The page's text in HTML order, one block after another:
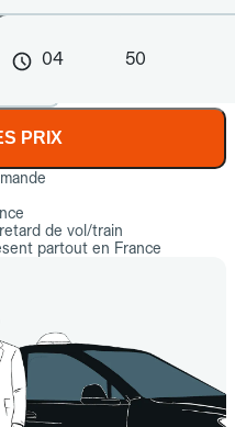
04 50
PRIX
de vol/train
partout en France